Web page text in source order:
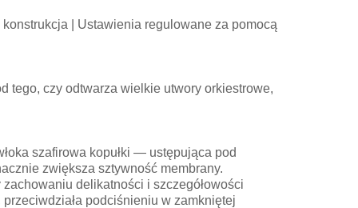
| Ustawienia regulowane za pomocą
tego, czy odtwarza wielkie utwory orkiestrowe,
szafirowa kopułki — ustępująca pod
zwiększa sztywność membrany.
delikatności i szczegółowości
podciśnieniu w zamkniętej